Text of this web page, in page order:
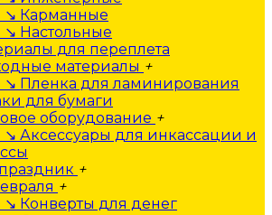
Карманные
Настольные
для переплета
материалы +
Пленка для ламинирования
для бумаги
оборудование +
Аксессуары для инкассации и
+
+
Конверты для денег